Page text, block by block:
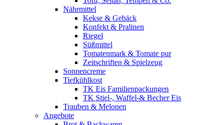
Nährmittel
Kekse & Gebäck
Konfekt & Pralinen
Riegel
Süßmittel
Tomatenmark & Tomate pur
Zeitschriften & Spielzeug
Sonnencreme
Tiefkühlkost
TK Eis Familienpackungen
TK Stiel-, Waffel-& Becher Eis
Trauben & Melonen
Angebote